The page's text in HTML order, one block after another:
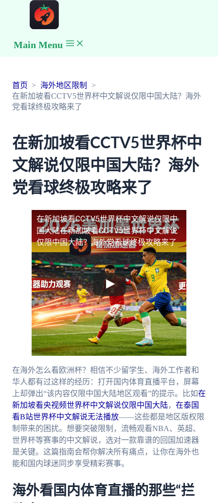
Main Menu
首页
海外地区限制
在新加坡看CCTV5世界杯中文解说仅限中国大陆？海外
党看球终极攻略来了
在新加坡看CCTV5世界杯中
文解说仅限中国大陆？海外
党看球终极攻略来了
在新加坡看CCTV5世界杯中文解说仅限中
国大陆在新加坡看CCTV5世界杯中文解说
仅限中国大陆？海外党看球终极攻略来了
在海外怎么看欧洲杯？相信不少留学生、海外工作者和
华人都有过这样的经历：打开国内体育直播平台，屏幕
上却弹出“该内容仅限中国大陆地区观看”的提示。比如在
新加坡看央视频世界杯中文解说仅限中国大陆， 在泰国
看B站世界杯中文解说无法播放——这些都是地区版权限
制带来的困扰。想要突破限制，流畅观看NBA、英超、
世界杯等赛事的中文解说，选对一款靠谱的回国加速器
是关键。这篇指南会帮你解决所有痛点，让你在海外也
能和国内球迷同步享受精彩赛事。
海外看国内体育直播的那些“拦